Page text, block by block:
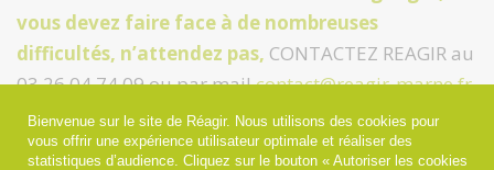
vous devez faire face à de nombreuses
difficultés, n’attendez pas, CONTACTEZ REAGIR au
03 26 04 74 09 ou par mailcontact@reagir-marne.fr.
Bienvenue sur le site de Réagir. Nous utilisons des cookies pour
vous offrir une expérience utilisateur optimale et réaliser des
statistiques d’audience. Cliquez sur le bouton « Autoriser les cookies